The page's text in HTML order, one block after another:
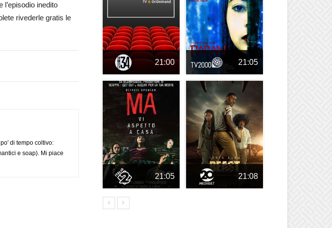
inedito
rivederle gratis le
di tempo coltivo:
e soap). Mi piace
21:00 21:05
21:05 21:08